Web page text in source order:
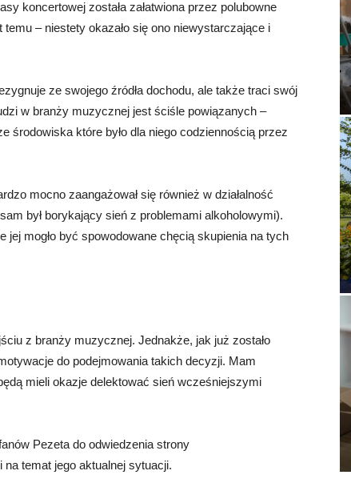
koncertowej została załatwiona przez polubowne
– niestety okazało się ono niewystarczające i
ze swojego źródła dochodu, ale także traci swój
w branży muzycznej jest ściśle powiązanych –
środowiska które było dla niego codziennością przez
mocno zaangażował się również w działalność
był borykający sień z problemami alkoholowymi).
jej mogło być spowodowane chęcią skupienia na tych
z branży muzycznej. Jednakże, jak już zostało
do podejmowania takich decyzji. Mam
mieli okazje delektować sień wcześniejszymi
Pezeta do odwiedzenia strony
temat jego aktualnej sytuacji.